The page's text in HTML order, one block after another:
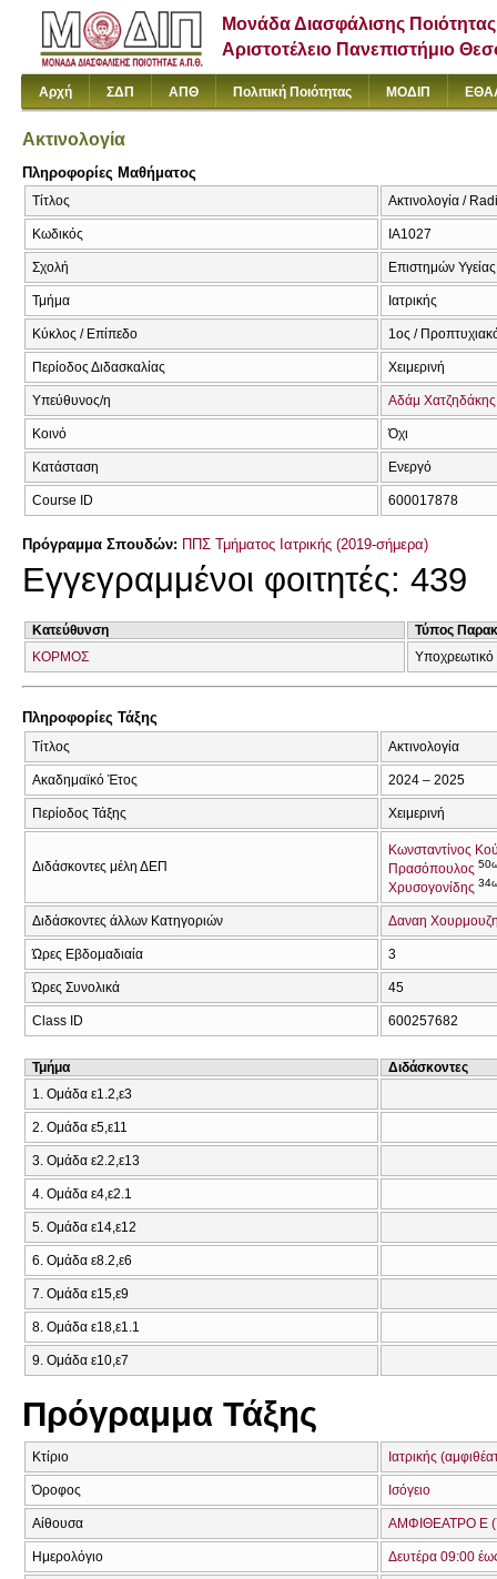
Μονάδα Διασφάλισης Ποιότητας
Αριστοτέλειο Πανεπιστήμιο
Αρχή ΣΔΠ ΑΠΘ Πολιτική Ποιότητας ΜΟΔΙΠ
Ακτινολογία
Πληροφορίες Μαθήματος
Τίτλος Ακτινολογία /
Κωδικός ΙΑ1027
Σχολή Επιστημών Υγείας
Τμήμα Ιατρικής
Κύκλος / Επίπεδο 1ος /
Περίοδος Διδασκαλίας Χειμερινή
Υπεύθυνος/η Αδάμ Χατζηδάκης
Κοινό Όχι
Κατάσταση Ενεργό
Course ID 600017878
Πρόγραμμα Σπουδών: ΠΠΣ Τμήματος Ιατρικής (2019-σήμερα)
Εγγεγραμμένοι φοιτητές: 439
Κατεύθυνση
Τύπος
ΚΟΡΜΟΣ
Υποχρεωτικό
Πληροφορίες Τάξης
Τίτλος Ακτινολογία
Ακαδημαϊκό Έτος 2024 – 2025
Περίοδος Τάξης Χειμερινή
Διδάσκοντες μέλη ΔΕΠ
Κωνσταντίνος
Πρασόπουλος
Χρυσογονίδης
Διδάσκοντες άλλων Κατηγοριών Δαναη
Ώρες Εβδομαδιαία 3
Ώρες Συνολικά 45
Class ID 600257682
Τμήμα
Διδάσκοντες
1. Ομάδα ε1.2,ε3
2. Ομάδα ε5,ε11
3. Ομάδα ε2.2,ε13
4. Ομάδα ε4,ε2.1
5. Ομάδα ε14,ε12
6. Ομάδα ε8.2,ε6
7. Ομάδα ε15,ε9
8. Ομάδα ε18,ε1.1
9. Ομάδα ε10,ε7
Πρόγραμμα Τάξης
Κτίριο Ιατρικής
Όροφος Ισόγειο
Αίθουσα ΑΜΦΙΘΕΑΤΡΟ Ε
Ημερολόγιο Δευτέρα 09:00